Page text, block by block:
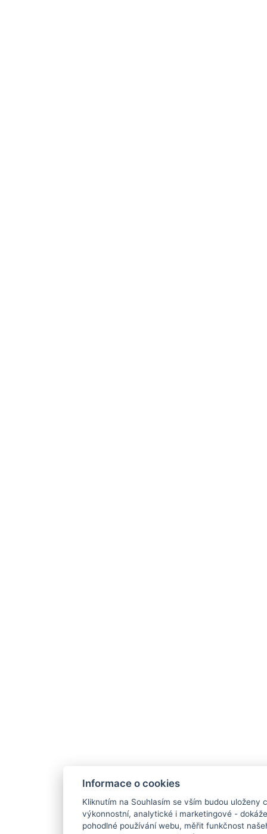
Informace o cookies
Kliknutím na Souhlasím se vším budou uloženy
výkonnostní, analytické i marketingové -
pohodlné používání webu, měřit funkčnost